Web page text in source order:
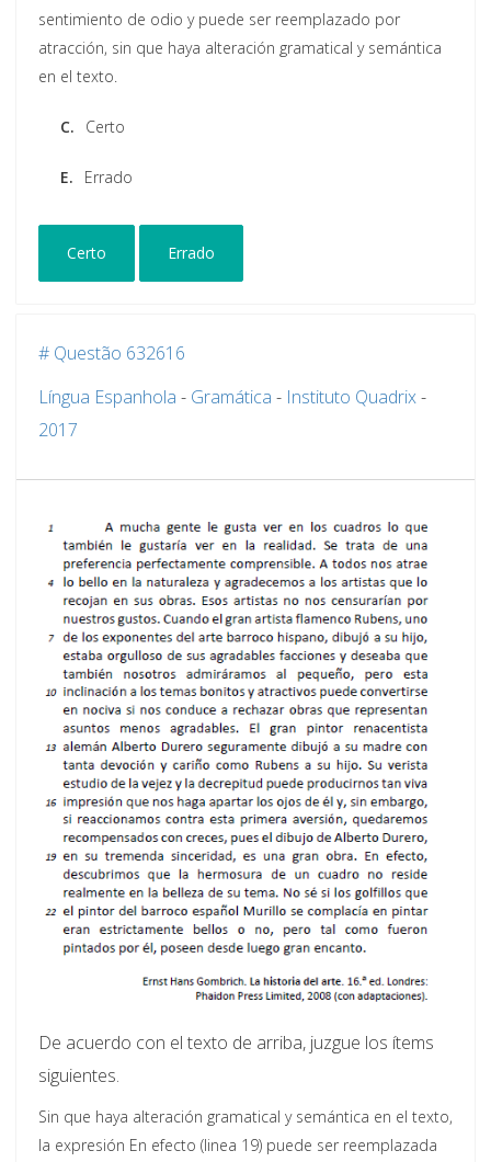
sentimiento de odio y puede ser reemplazado por
atracción, sin que haya alteración gramatical y semántica
en el texto.
C. Certo
E. Errado
Certo Errado
# Questão 632616
Língua Espanhola - Gramática - Instituto Quadrix-
2017
De acuerdo con el texto de arriba, juzgue los ítems
siguientes.
Sin que haya alteración gramatical y semántica en el texto,
la expresión En efecto (linea 19) puede ser reemplazada